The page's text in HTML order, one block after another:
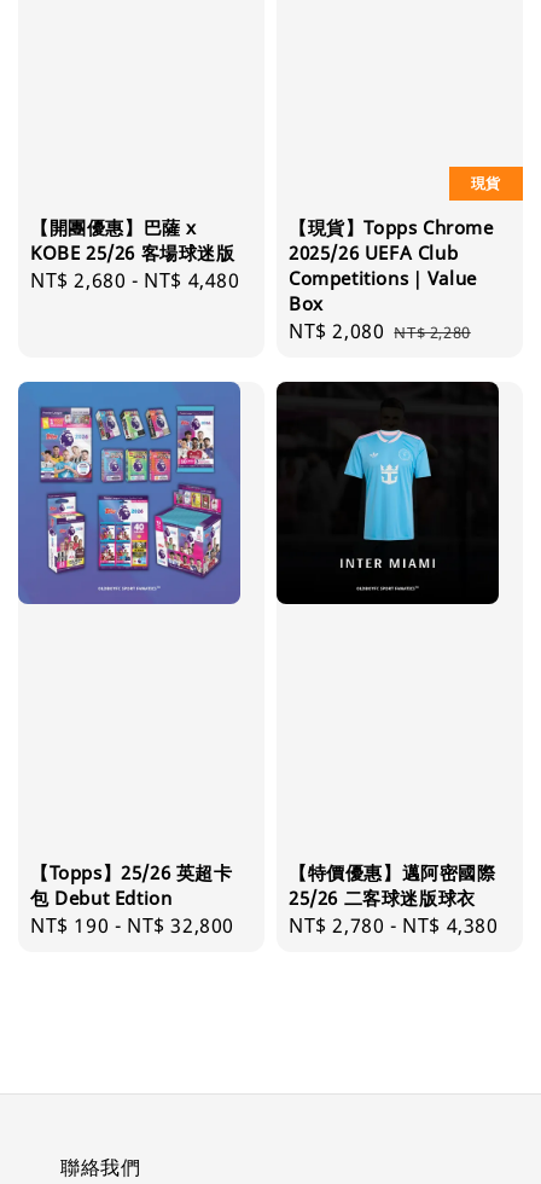
【開團優惠】巴薩 x
KOBE 25/26 客場球迷版
Regular
NT$ 2,680 - NT$ 4,480
現貨
【現貨】Topps Chrome
2025/26 UEFA Club
Competitions｜Value
Box
Sale
NT$ 2,080 Regular
NT$ 2,280
【Topps】25/26 英超卡
包 Debut Edtion
Regular
NT$ 190 - NT$ 32,800
【特價優惠】邁阿密國際
25/26 二客球迷版球衣
Regular
NT$ 2,780 - NT$ 4,380
聯絡我們